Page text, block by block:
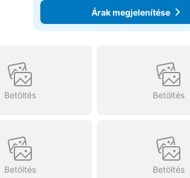
Árak megjelenítése
Betöltés Betöltés
Betöltés Betöltés